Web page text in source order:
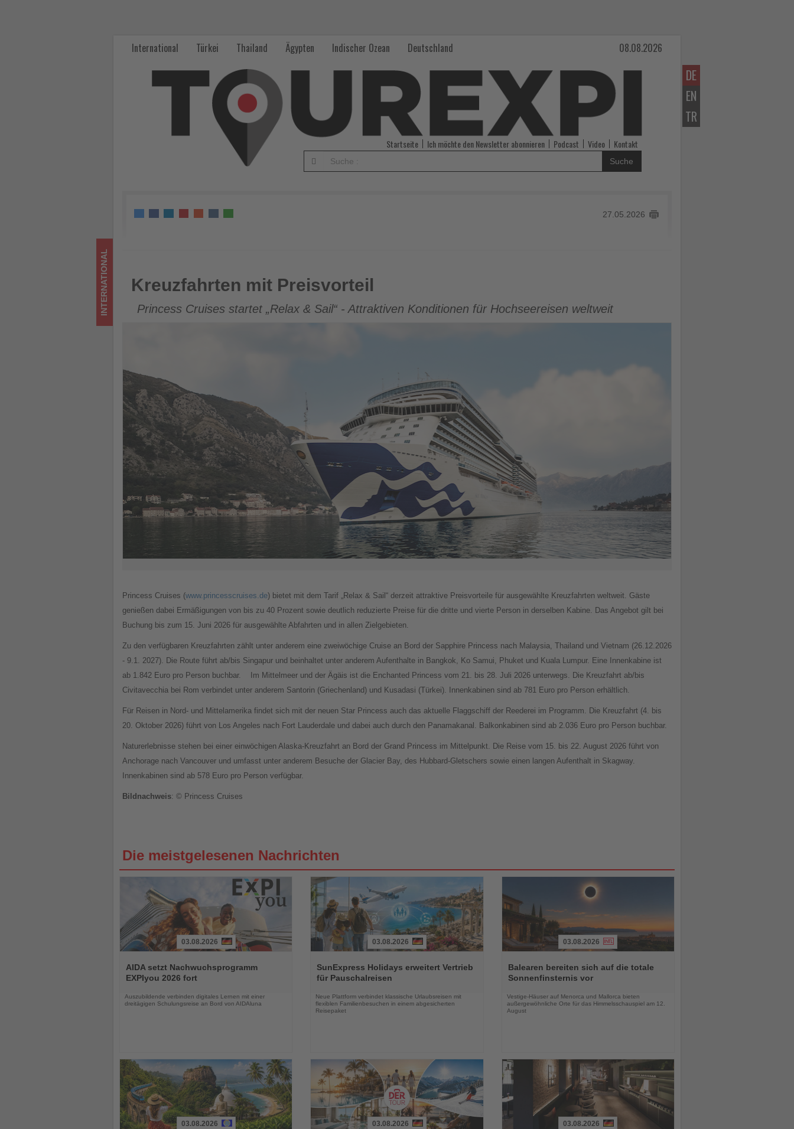
DE
EN
TR
International Türkei Thailand Ägypten Indischer Ozean Deutschland 08.08.2026
Startseite Ich möchte den Newsletter abonnieren Podcast Video Kontakt
Suche
27.05.2026
Kreuzfahrten mit Preisvorteil
INTERNATIONAL Kreuzfahrten mit Preisvorteil
Princess Cruises startet „Relax & Sail“ - Attraktiven Konditionen für Hochseereisen weltweit
Princess Cruises (www.princesscruises.de) bietet mit dem Tarif „Relax & Sail“ derzeit attraktive Preisvorteile für ausgewählte Kreuzfahrten weltweit. Gäste
genießen dabei Ermäßigungen von bis zu 40 Prozent sowie deutlich reduzierte Preise für die dritte und vierte Person in derselben Kabine. Das Angebot gilt bei
Buchung bis zum 15. Juni 2026 für ausgewählte Abfahrten und in allen Zielgebieten.
Zu den verfügbaren Kreuzfahrten zählt unter anderem eine zweiwöchige Cruise an Bord der Sapphire Princess nach Malaysia, Thailand und Vietnam (26.12.2026
- 9.1. 2027). Die Route führt ab/bis Singapur und beinhaltet unter anderem Aufenthalte in Bangkok, Ko Samui, Phuket und Kuala Lumpur. Eine Innenkabine ist
ab 1.842 Euro pro Person buchbar.
Im Mittelmeer und der Ägäis ist die Enchanted Princess vom 21. bis 28. Juli 2026 unterwegs. Die Kreuzfahrt ab/bis
Civitavecchia bei Rom verbindet unter anderem Santorin (Griechenland) und Kusadasi (Türkei). Innenkabinen sind ab 781 Euro pro Person erhältlich.
Für Reisen in Nord- und Mittelamerika findet sich mit der neuen Star Princess auch das aktuelle Flaggschiff der Reederei im Programm. Die Kreuzfahrt (4. bis
20. Oktober 2026) führt von Los Angeles nach Fort Lauderdale und dabei auch durch den Panamakanal. Balkonkabinen sind ab 2.036 Euro pro Person buchbar.
Naturerlebnisse stehen bei einer einwöchigen Alaska-Kreuzfahrt an Bord der Grand Princess im Mittelpunkt. Die Reise vom 15. bis 22. August 2026 führt von
Anchorage nach Vancouver und umfasst unter anderem Besuche der Glacier Bay, des Hubbard-Gletschers sowie einen langen Aufenthalt in Skagway.
Innenkabinen sind ab 578 Euro pro Person verfügbar.
Bildnachweis: © Princess Cruises
Die meistgelesenen Nachrichten
Sie
die
Nachrichten
03.08.2026
AIDA setzt Nachwuchsprogramm
EXPIyou 2026 fort
Auszubildende verbinden digitales Lernen mit einer
dreitägigen Schulungsreise an Bord von AIDAluna
Sie
die
03.08.2026
SunExpress Holidays erweitert Vertrieb
für Pauschalreisen
Neue Plattform verbindet klassische Urlaubsreisen mit
flexiblen Familienbesuchen in einem abgesicherten
Reisepaket
Sie
die
03.08.2026
Balearen bereiten sich auf die totale
Sonnenfinsternis vor
Vestige-Häuser auf Menorca und Mallorca bieten
außergewöhnliche Orte für das Himmelsschauspiel am 12.
August
03.08.2026 03.08.2026 03.08.2026